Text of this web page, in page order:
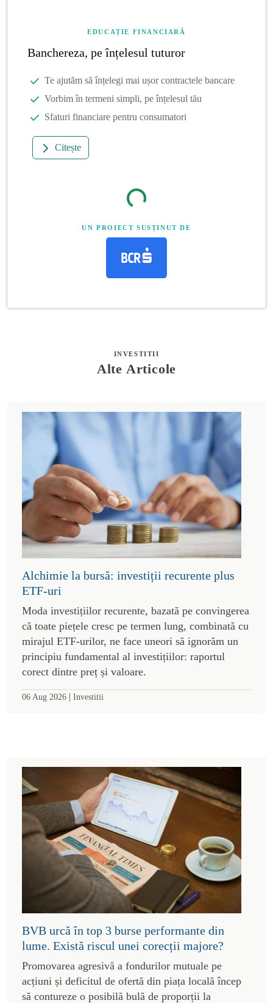
EDUCAȚIE FINANCIARĂ
Banchereza, pe înțelesul tuturor
Te ajutăm să înțelegi mai ușor contractele bancare
Vorbim în termeni simpli, pe înțelesul tău
Sfaturi financiare pentru consumatori
Citește
UN PROIECT SUSȚINUT DE
INVESTITII
Alte Articole
Alchimie la bursă: investiții recurente plus
ETF-uri
Moda investițiilor recurente, bazată pe convingerea
că toate piețele cresc pe termen lung, combinată cu
mirajul ETF-urilor, ne face uneori să ignorăm un
principiu fundamental al investițiilor: raportul
corect dintre preț și valoare.
06 Aug 2026 | Investitii
BVB urcă în top 3 burse performante din
lume. Există riscul unei corecții majore?
Promovarea agresivă a fondurilor mutuale pe
acțiuni și deficitul de ofertă din piața locală încep
să contureze o posibilă bulă de proporții la